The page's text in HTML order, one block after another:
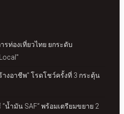
รท่องเที่ยวไทย ยกระดับ
งอาชีพ" โรดโชว์ครั้งที่ 3 กระตุ้น
น้ำมัน SAF” พร้อมเตรียมขยาย 2